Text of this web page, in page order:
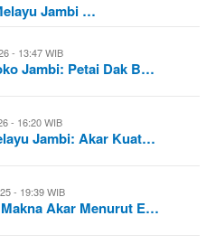
Jambi …
- 13:47 WIB
Jambi: Petai Dak B…
- 16:20 WIB
Jambi: Akar Kuat…
- 19:39 WIB
Akar Menurut E…